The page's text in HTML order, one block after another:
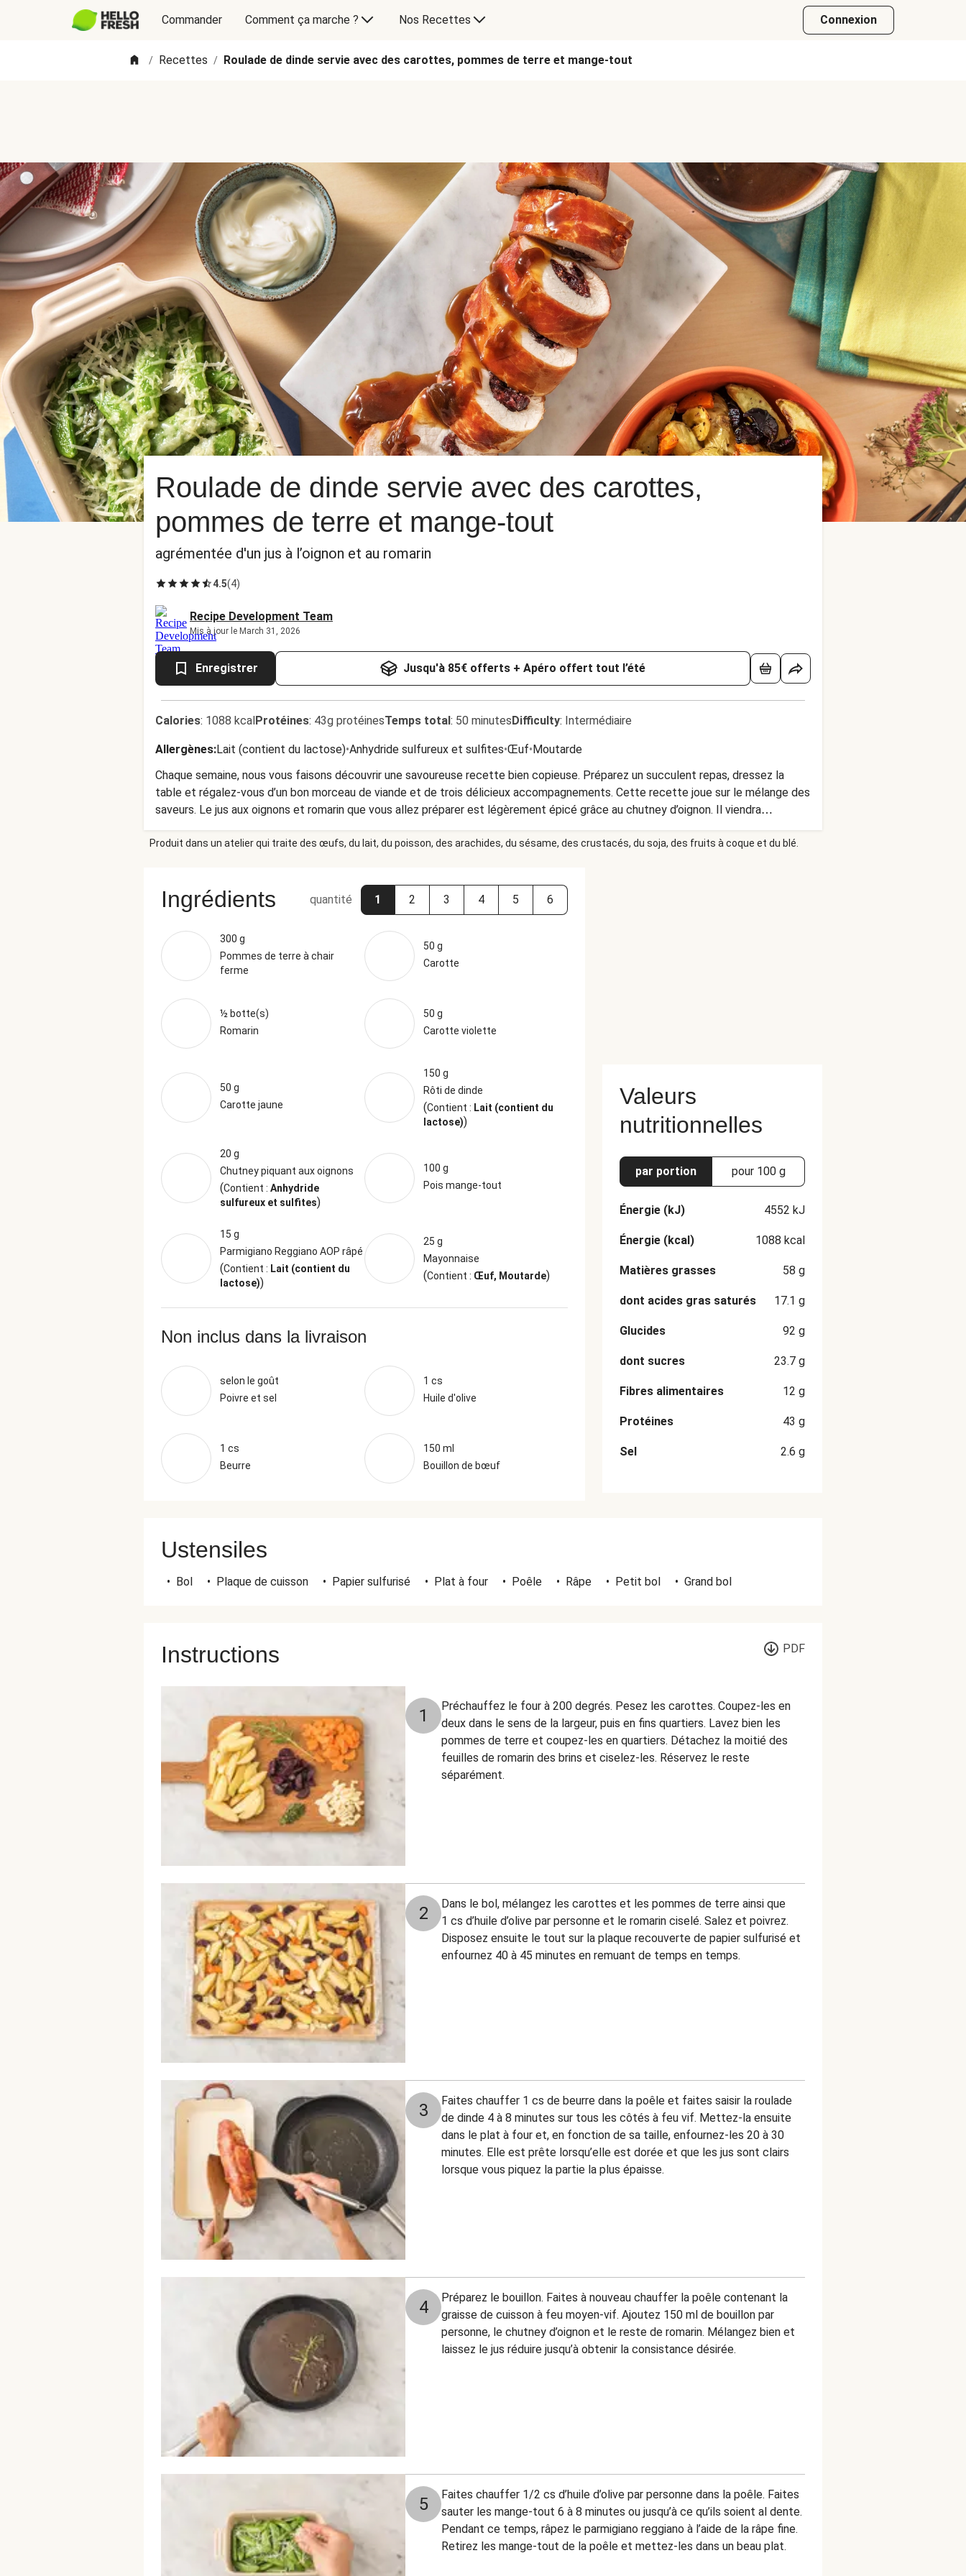
Commander Comment ça marche ? Nos Recettes Connexion
/ Recettes / Roulade de dinde servie avec des carottes, pommes de terre et mange-tout
Roulade de dinde servie avec des carottes,
pommes de terre et mange-tout
agrémentée d'un jus à l’oignon et au romarin
4.5(4)
Recipe Development Team
Mis à jour le March 31, 2026
Enregistrer Jusqu'à 85€ offerts + Apéro offert tout l’été
Calories: 1088 kcalProtéines: 43g protéinesTemps total: 50 minutesDifficulty: Intermédiaire
Allergènes:Lait (contient du lactose)•Anhydride sulfureux et sulfites•Œuf•Moutarde
Chaque semaine, nous vous faisons découvrir une savoureuse recette bien copieuse. Préparez un succulent repas, dressez la
table et régalez-vous d’un bon morceau de viande et de trois délicieux accompagnements. Cette recette joue sur le mélange des
saveurs. Le jus aux oignons et romarin que vous allez préparer est légèrement épicé grâce au chutney d’oignon. Il viendra
contrebalancer les canneberges sucrées présentes dans la farce de la roulade de dinde. Pour terminer, vous saupoudrerez le
parmigiano reggiano sur les mange-tout. Un délice !
Produit dans un atelier qui traite des œufs, du lait, du poisson, des arachides, du sésame, des crustacés, du soja, des fruits à coque et du blé.
Ingrédients quantité 1 2 3 4 5 6
300 g
Pommes de terre à chair
ferme
50 g
Carotte
½ botte(s)
Romarin
50 g
Carotte violette
50 g
Carotte jaune
150 g
Rôti de dinde
(Contient : Lait (contient du
lactose))
20 g
Chutney piquant aux oignons
(Contient : Anhydride
sulfureux et sulfites)
100 g
Pois mange-tout
15 g
Parmigiano Reggiano AOP râpé
(Contient : Lait (contient du
lactose))
25 g
Mayonnaise
(Contient : Œuf, Moutarde)
Non inclus dans la livraison
selon le goût
Poivre et sel
1 cs
Huile d'olive
1 cs
Beurre
150 ml
Bouillon de bœuf
Valeurs
nutritionnelles
par portion pour 100 g
Énergie (kJ) 4552 kJ
Énergie (kcal) 1088 kcal
Matières grasses 58 g
dont acides gras saturés 17.1 g
Glucides 92 g
dont sucres 23.7 g
Fibres alimentaires 12 g
Protéines 43 g
Sel 2.6 g
Ustensiles
• Bol • Plaque de cuisson • Papier sulfurisé • Plat à four • Poêle • Râpe • Petit bol • Grand bol
Instructions PDF
1
Préchauffez le four à 200 degrés. Pesez les carottes. Coupez-les en
deux dans le sens de la largeur, puis en fins quartiers. Lavez bien les
pommes de terre et coupez-les en quartiers. Détachez la moitié des
feuilles de romarin des brins et ciselez-les. Réservez le reste
séparément.
2
Dans le bol, mélangez les carottes et les pommes de terre ainsi que
1 cs d’huile d’olive par personne et le romarin ciselé. Salez et poivrez.
Disposez ensuite le tout sur la plaque recouverte de papier sulfurisé et
enfournez 40 à 45 minutes en remuant de temps en temps.
3
Faites chauffer 1 cs de beurre dans la poêle et faites saisir la roulade
de dinde 4 à 8 minutes sur tous les côtés à feu vif. Mettez-la ensuite
dans le plat à four et, en fonction de sa taille, enfournez-les 20 à 30
minutes. Elle est prête lorsqu’elle est dorée et que les jus sont clairs
lorsque vous piquez la partie la plus épaisse.
4
Préparez le bouillon. Faites à nouveau chauffer la poêle contenant la
graisse de cuisson à feu moyen-vif. Ajoutez 150 ml de bouillon par
personne, le chutney d’oignon et le reste de romarin. Mélangez bien et
laissez le jus réduire jusqu’à obtenir la consistance désirée.
5
Faites chauffer 1/2 cs d’huile d’olive par personne dans la poêle. Faites
sauter les mange-tout 6 à 8 minutes ou jusqu’à ce qu’ils soient al dente.
Pendant ce temps, râpez le parmigiano reggiano à l’aide de la râpe fine.
Retirez les mange-tout de la poêle et mettez-les dans un beau plat.